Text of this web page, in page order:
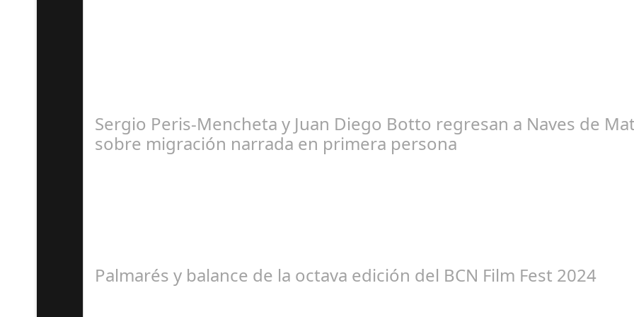
Sergio Peris-Mencheta y Juan Diego Botto regresan a Naves de
sobre migración narrada en primera persona
Palmarés y balance de la octava edición del BCN Film Fest 2024